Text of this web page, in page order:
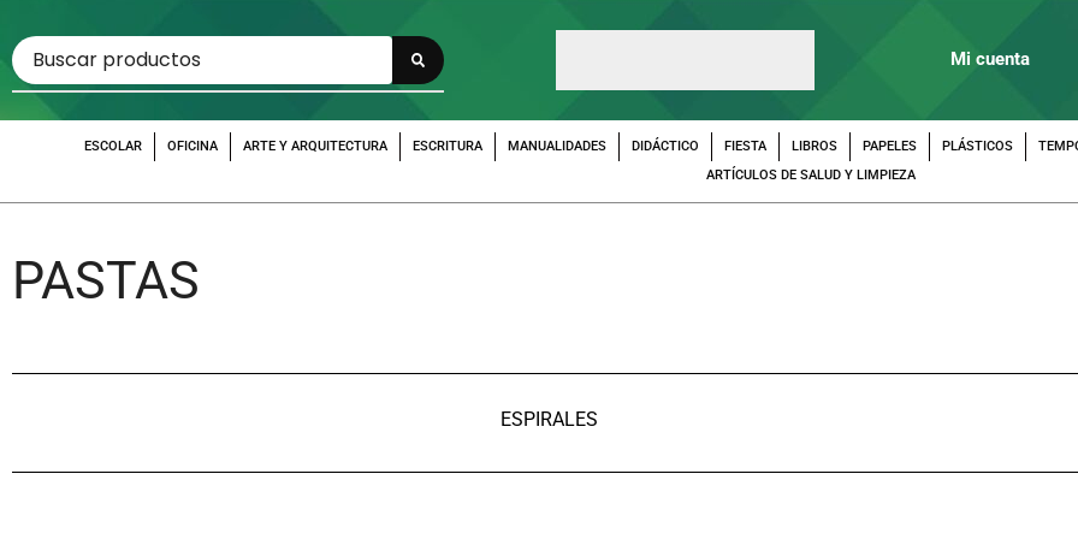
Mi cuenta
ESCOLAR OFICINA ARTE Y ARQUITECTURA ESCRITURA MANUALIDADES DIDÁCTICO FIESTA LIBROS PAPELES PLÁSTICOS
ARTÍCULOS DE SALUD Y LIMPIEZA
PASTAS
ESPIRALES